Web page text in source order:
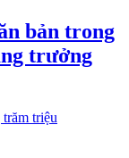
bản trong
trưởng